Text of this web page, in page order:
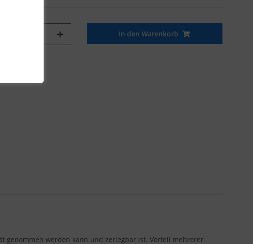
In den Warenkorb
genommen werden kann und zerlegbar ist. Vorteil mehrerer